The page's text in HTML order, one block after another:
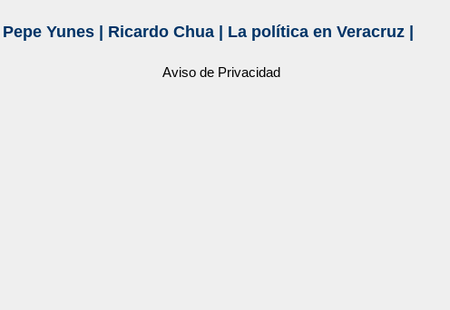
Pepe Yunes Ricardo Chua La política en Veracruz
Aviso de Privacidad